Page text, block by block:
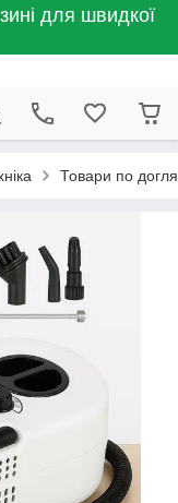
для швидкої
Товари по